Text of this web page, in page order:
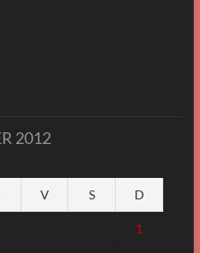
2012
V S D
1